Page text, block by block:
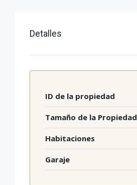
Detalles
ID de la propiedad
Tamaño de la Propiedad
Habitaciones
Garaje